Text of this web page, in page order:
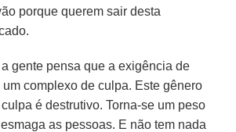
porque querem sair desta
gente pensa que a exigência de
complexo de culpa. Este gênero
é destrutivo. Torna-se um peso
as pessoas. E não tem nada